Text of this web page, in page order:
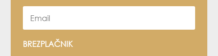
BREZPLAČNIK